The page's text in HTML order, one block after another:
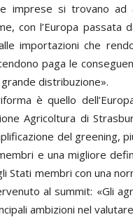
imprese si trovano ad
con l’Europa passata
importazioni che
paga le
distribuzione».
è quello
Agricoltura di
del greening,
e una migliore
Stati membri con una
al summit: «Gli
ambizioni nel